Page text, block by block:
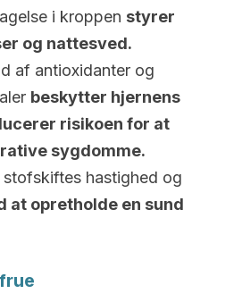
i kroppen styrer
og nattesved.
af antioxidanter og
beskytter hjernens
risikoen for at
sygdomme.
hastighed og
at opretholde en sund